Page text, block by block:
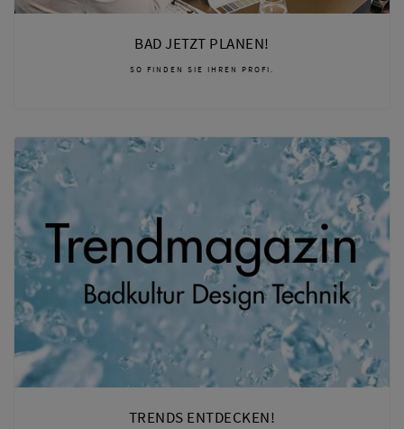
BAD JETZT PLANEN!
SO FINDEN SIE IHREN PROFI.
TRENDS ENTDECKEN!